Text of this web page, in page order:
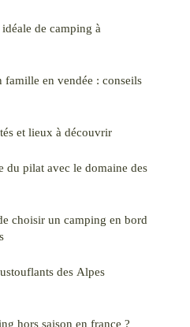
de camping à
famille en vendée : conseils
et lieux à découvrir
du pilat avec le domaine des
choisir un camping en bord
des Alpes
hors saison en france ?